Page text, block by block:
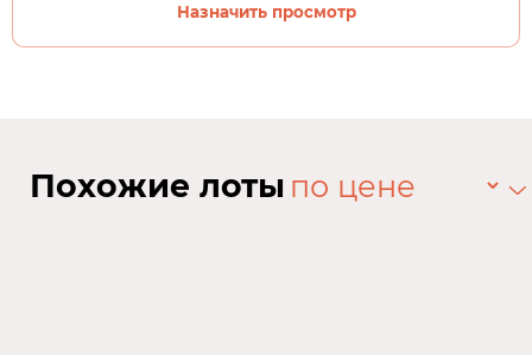
Назначить просмотр
Похожие лоты